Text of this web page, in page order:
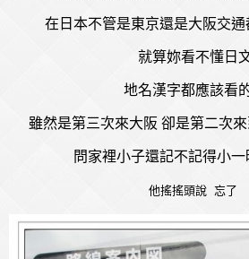
在日本不管是東京還是大阪交
就算妳看不懂日
地名漢字都應該看
雖然是第三次來大阪 卻是第二次
問家裡小子還記不記得小
他搖搖頭說 忘了